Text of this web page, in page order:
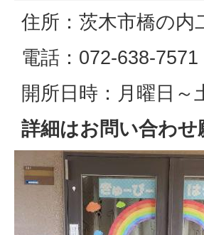
住所：茨木市橋の内
電話：072-638-7571
開所日時：月曜日～
詳細はお問い合わせ